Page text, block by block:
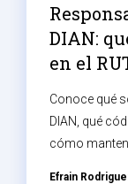
DIAN:
en el
Conoce qué
DIAN, qué
cómo
Efrain